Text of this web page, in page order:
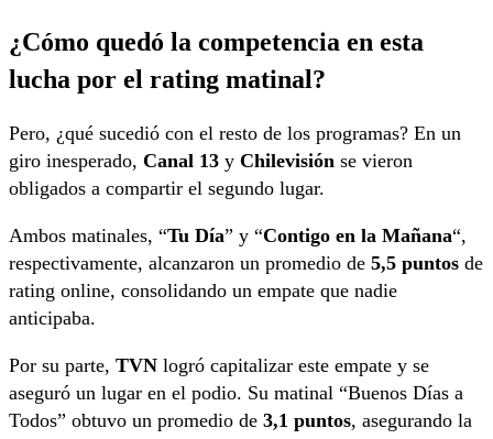
¿Cómo quedó la competencia en esta
lucha por el rating matinal?
Pero, ¿qué sucedió con el resto de los programas? En un
giro inesperado, Canal 13 y Chilevisión se vieron
obligados a compartir el segundo lugar.
Ambos matinales, “Tu Día” y “Contigo en la Mañana“,
respectivamente, alcanzaron un promedio de 5,5 puntos de
rating online, consolidando un empate que nadie
anticipaba.
Por su parte, TVN logró capitalizar este empate y se
aseguró un lugar en el podio. Su matinal “Buenos Días a
Todos” obtuvo un promedio de 3,1 puntos, asegurando la